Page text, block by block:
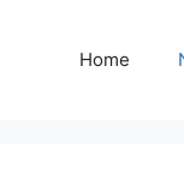
Home